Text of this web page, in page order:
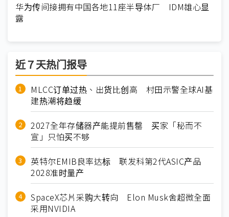
华为传间接拥有中国各地11座半导体厂 IDM雄心显
露
近７天热门报导
MLCC订单过热、出货比创高 村田示警全球AI基
建热潮将趋缓
2027全年存储器产能提前售罄 买家「秘而不
宣」只怕买不够
英特尔EMIB良率达标 联发科第2代ASIC产品
2028准时量产
SpaceX芯片采购大转向 Elon Musk舍超微全面
采用NVIDIA